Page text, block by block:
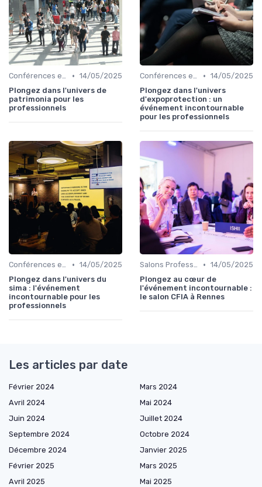
Conférences et Congrès • 14/05/2025
Plongez dans l'univers de
patrimonia pour les
professionnels
Conférences et Congrès • 14/05/2025
Plongez dans l'univers
d'expoprotection : un
événement incontournable
pour les professionnels
Conférences et Congrès • 14/05/2025
Plongez dans l'univers du
sima : l'événement
incontournable pour les
professionnels
Salons Professionnels et Expositions • 14/05/2025
Plongez au cœur de
l'événement incontournable :
le salon CFIA à Rennes
Les articles par date
Février 2024
Mars 2024
Avril 2024
Mai 2024
Juin 2024
Juillet 2024
Septembre 2024
Octobre 2024
Décembre 2024
Janvier 2025
Février 2025
Mars 2025
Avril 2025
Mai 2025